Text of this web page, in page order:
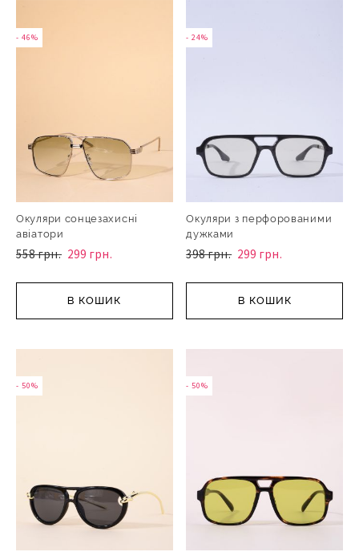
- 46%
Окуляри сонцезахисні
авіатори
558 грн. 299 грн.
В КОШИК
- 24%
Окуляри з перфорованими
дужками
398 грн. 299 грн.
В КОШИК
- 50% - 50%